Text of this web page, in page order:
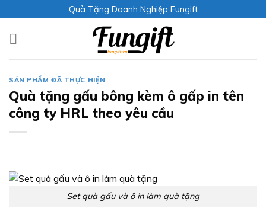
to
content
Quà Tặng Doanh Nghiệp Fungift
SẢN PHẨM ĐÃ THỰC HIỆN
Quà tặng gấu bông kèm ô gấp in tên
công ty HRL theo yêu cầu
Set quà gấu và ô in làm quà tặng